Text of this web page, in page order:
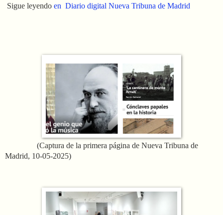
Sigue leyendo en Diario digital Nueva Tribuna de Madrid
(Captura de la primera página de Nueva Tribuna de
Madrid, 10-05-2025)